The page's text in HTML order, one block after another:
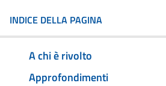
INDICE DELLA PAGINA
A chi è rivolto
Approfondimenti